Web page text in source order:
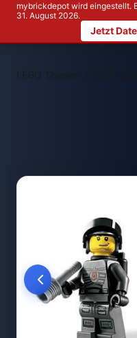
mybrickdepot wird eingestellt.
31. August 2026.
Jetzt
LEGO Themen >